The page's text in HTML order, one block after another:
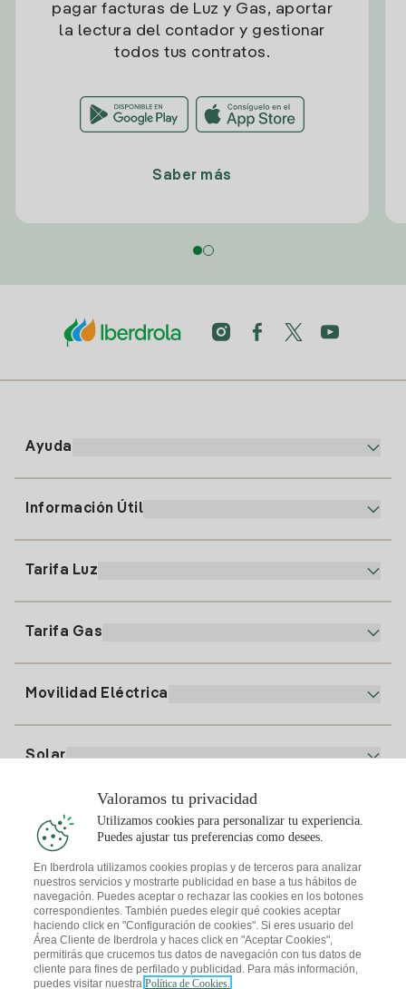
pagar facturas de Luz y Gas, aportar
la lectura del contador y gestionar
todos tus contratos.
Saber más
Ayuda
91 919 52 73
clientes@tuiberdrola.es
Información Útil
Alta Gas
Tarifa Luz
Precio de la luz hoy
Tarifa Gas
Movilidad Eléctrica
Solar
Plan Solar
Simulador Placas Solares
Comunidades Solares
Solar Cloud
I + Repair Solar
Te interesa
Consejos Luz
Consejos Gas
Autoconsumo
Descarga la App Iberdrola Clientes
Valoramos tu privacidad
Utilizamos cookies para personalizar tu experiencia.
Puedes ajustar tus preferencias como desees.
En Iberdrola utilizamos cookies propias y de terceros para analizar
nuestros servicios y mostrarte publicidad en base a tus hábitos de
navegación. Puedes aceptar o rechazar las cookies en los botones
correspondientes. También puedes elegir qué cookies aceptar
haciendo click en "Configuración de cookies". Si eres usuario del
Área Cliente de Iberdrola y haces click en "Aceptar Cookies",
permitirás que crucemos tus datos de navegación con tus datos de
cliente para fines de perfilado y publicidad. Para más información,
puedes visitar nuestra Política de Cookies.